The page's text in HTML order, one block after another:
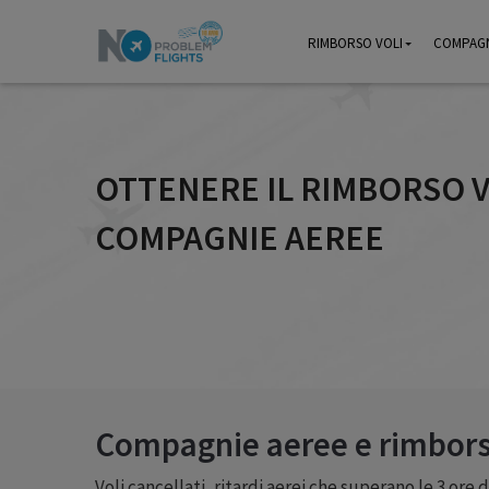
RIMBORSO VOLI
RIMBORSO VOLI
OTTENERE IL RIMBORSO
COMPAGNIE AEREE
Compagnie aeree e